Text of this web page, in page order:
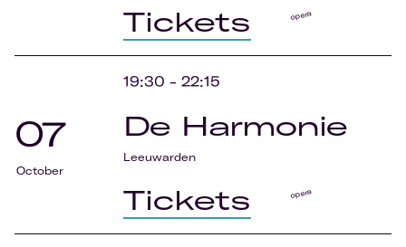
opera
Tickets
07
October
opera
19:30 - 22:15
De Harmonie
Leeuwarden
Tickets